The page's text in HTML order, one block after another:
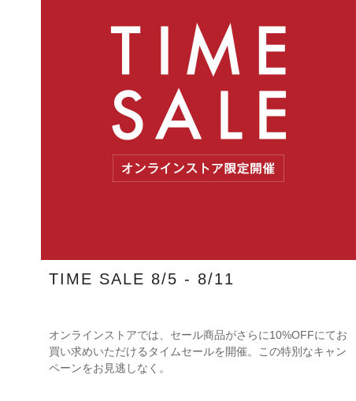
TIME SALE 8/5 - 8/11
オンラインストアでは、セール商品がさらに10%OFFにてお
買い求めいただけるタイムセールを開催。この特別なキャン
ペーンをお見逃しなく。